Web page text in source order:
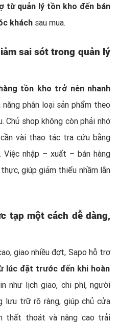
từ quản lý tồn kho đến bán
khách sau mua.
sai sót trong quản lý
tồn kho trở nên nhanh
năng phân loại sản phẩm theo
Chủ shop không còn phải nhớ
vài thao tác tra cứu bằng
Việc nhập – xuất – bán hàng
giúp giảm thiểu nhầm lẫn
tạp một cách dễ dàng,
giao nhiều đợt, Sapo hỗ trợ
lúc đặt trước đến khi hoàn
như lịch giao, chi phí, người
lưu trữ rõ ràng, giúp chủ cửa
thất thoát và nâng cao trải